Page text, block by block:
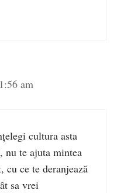
am
cultura asta
nu te ajuta mintea
cu ce te deranjează
sa vrei